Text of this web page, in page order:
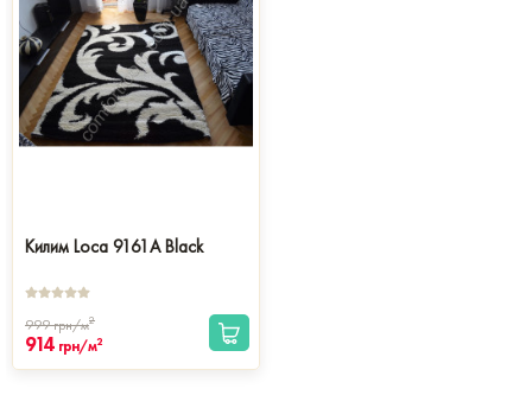
Килим Loca 9161A Black
999грн/м2
914 грн/м2